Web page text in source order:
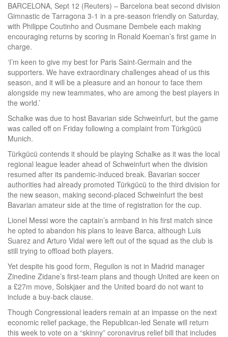
BARCELONA, Sept 12 (Reuters) – Barcelona beat second division
Gimnastic de Tarragona 3-1 in a pre-season friendly on Saturday,
with Philippe Coutinho and Ousmane Dembele each making
encouraging returns by scoring in Ronald Koeman’s first game in
charge.
‘I’m keen to give my best for Paris Saint-Germain and the
supporters. We have extraordinary challenges ahead of us this
season, and it will be a pleasure and an honour to face them
alongside my new teammates, who are among the best players in
the world.’
Schalke was due to host Bavarian side Schweinfurt, but the game
was called off on Friday following a complaint from Türkgücü
Munich.
Türkgücü contends it should be playing Schalke as it was the local
regional league leader ahead of Schweinfurt when the division
resumed after its pandemic-induced break. Bavarian soccer
authorities had already promoted Türkgücü to the third division for
the new season, making second-placed Schweinfurt the best
Bavarian amateur side at the time of registration for the cup.
Lionel Messi wore the captain’s armband in his first match since
he opted to abandon his plans to leave Barca, although Luis
Suarez and Arturo Vidal were left out of the squad as the club is
still trying to offload both players.
Yet despite his good form, Reguilon is not in Madrid manager
Zinedine Zidane’s first-team plans and though United are keen on
a £27m move, Solskjaer and the United board do not want to
include a buy-back clause.
Though Congressional leaders remain at an impasse on the next
economic relief package, the Republican-led Senate will return
this week to vote on a “skinny” coronavirus relief bill that includes